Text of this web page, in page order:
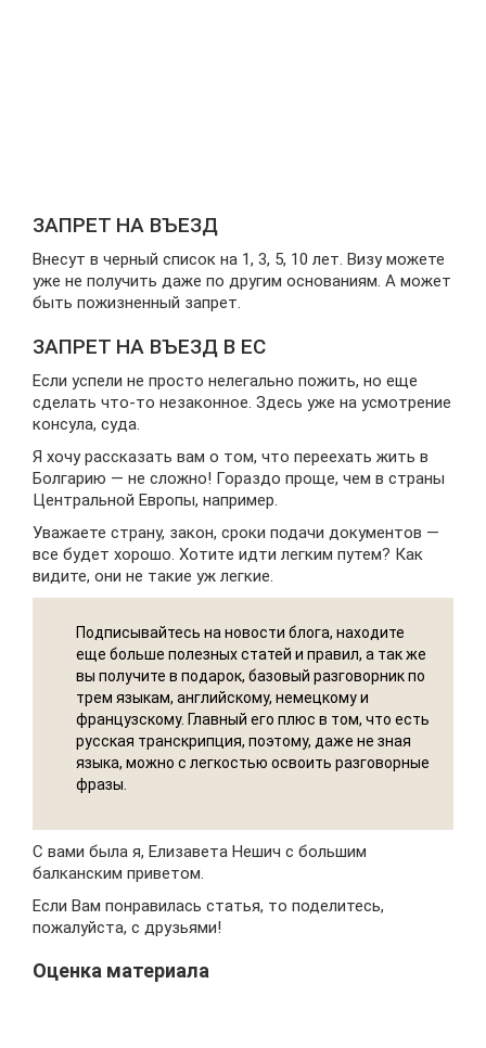
ЗАПРЕТ НА ВЪЕЗД
Внесут в черный список на 1, 3, 5, 10 лет. Визу можете
уже не получить даже по другим основаниям. А может
быть пожизненный запрет.
ЗАПРЕТ НА ВЪЕЗД В ЕС
Если успели не просто нелегально пожить, но еще
сделать что-то незаконное. Здесь уже на усмотрение
консула, суда.
Я хочу рассказать вам о том, что переехать жить в
Болгарию — не сложно! Гораздо проще, чем в страны
Центральной Европы, например.
Уважаете страну, закон, сроки подачи документов —
все будет хорошо. Хотите идти легким путем? Как
видите, они не такие уж легкие.
Подписывайтесь на новости блога, находите
еще больше полезных статей и правил, а так же
вы получите в подарок, базовый разговорник по
трем языкам, английскому, немецкому и
французскому. Главный его плюс в том, что есть
русская транскрипция, поэтому, даже не зная
языка, можно с легкостью освоить разговорные
фразы.
С вами была я, Елизавета Нешич с большим
балканским приветом.
Если Вам понравилась статья, то поделитесь,
пожалуйста, с друзьями!
Оценка материала